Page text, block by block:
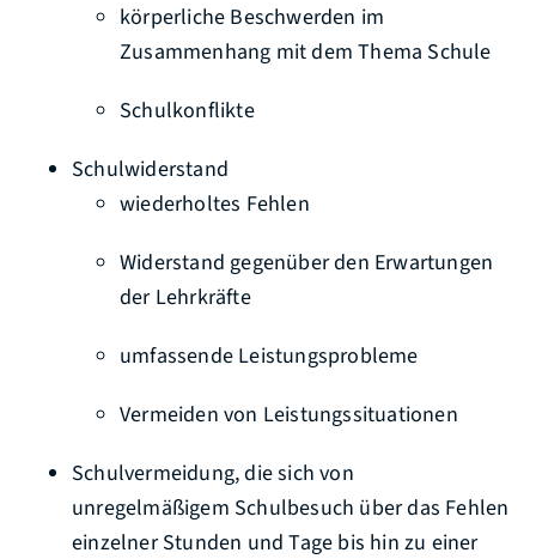
körperliche Beschwerden im
Zusammenhang mit dem Thema Schule
Schulkonflikte
Schulwiderstand
wiederholtes Fehlen
Widerstand gegenüber den Erwartungen
der Lehrkräfte
umfassende Leistungsprobleme
Vermeiden von Leistungssituationen
Schulvermeidung, die sich von
unregelmäßigem Schulbesuch über das Fehlen
einzelner Stunden und Tage bis hin zu einer